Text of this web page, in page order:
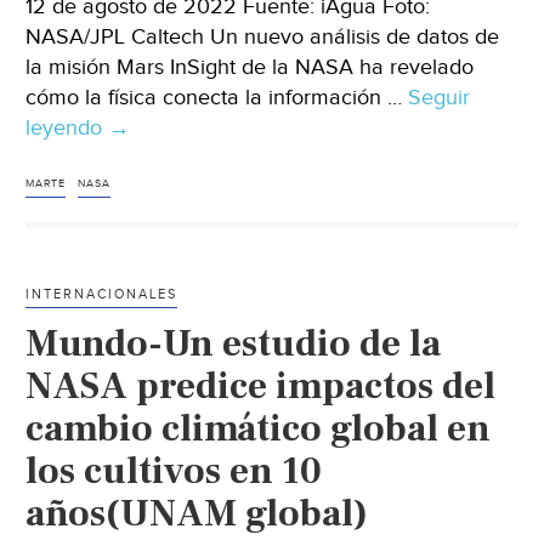
12 de agosto de 2022 Fuente: iAgua Foto:
NASA/JPL Caltech Un nuevo análisis de datos de
la misión Mars InSight de la NASA ha revelado
cómo la física conecta la información … Seguir
leyendo Mundo
El
Marte
desafía
las
expectativas
(iAgua)
→
MARTE NASA
INTERNACIONALES
Mundo-Un estudio de la
NASA predice impactos del
cambio climático global en
los cultivos en 10
años(UNAM global)